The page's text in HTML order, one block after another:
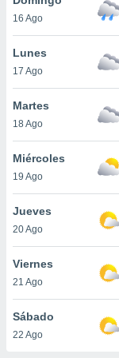
y
en
más
de
16 Ago
Lunes
17 Ago
Martes
18 Ago
Miércoles
19 Ago
Jueves
20 Ago
Viernes
21 Ago
Sábado
22 Ago